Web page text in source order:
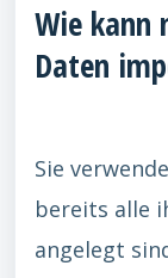
Wie kann
Daten
Sie
bereits alle
angelegt